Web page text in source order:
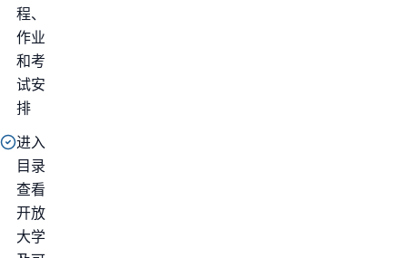
程、
作业
和考
试安
排
进入
目录
查看
开放
大学